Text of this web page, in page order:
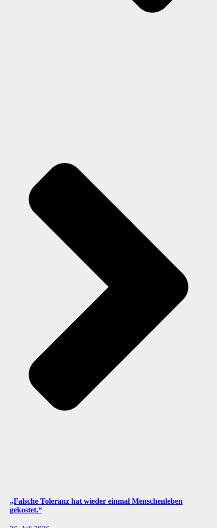
„Falsche Toleranz hat wieder einmal Menschenleben
gekostet.“